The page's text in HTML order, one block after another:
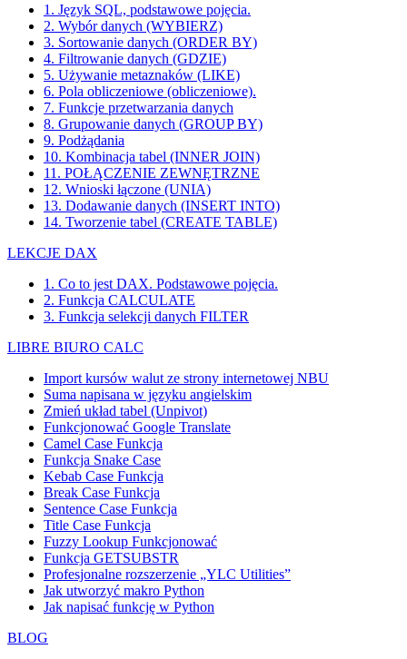
1. Język SQL, podstawowe pojęcia.
2. Wybór danych (WYBIERZ)
3. Sortowanie danych (ORDER BY)
4. Filtrowanie danych (GDZIE)
5. Używanie metaznaków (LIKE)
6. Pola obliczeniowe (obliczeniowe).
7. Funkcje przetwarzania danych
8. Grupowanie danych (GROUP BY)
9. Podżądania
10. Kombinacja tabel (INNER JOIN)
11. POŁĄCZENIE ZEWNĘTRZNE
12. Wnioski łączone (UNIA)
13. Dodawanie danych (INSERT INTO)
14. Tworzenie tabel (CREATE TABLE)
LEKCJE DAX
1. Co to jest DAX. Podstawowe pojęcia.
2. Funkcja CALCULATE
3. Funkcja selekcji danych FILTER
LIBRE BIURO CALC
Import kursów walut ze strony internetowej NBU
Suma napisana w języku angielskim
Zmień układ tabel (Unpivot)
Funkcjonować Google Translate
Camel Case Funkcja
Funkcja Snake Case
Kebab Case Funkcja
Break Case Funkcja
Sentence Case Funkcja
Title Case Funkcja
Fuzzy Lookup Funkcjonować
Funkcja GETSUBSTR
Profesjonalne rozszerzenie „YLC Utilities”
Jak utworzyć makro Python
Jak napisać funkcję w Python
BLOG